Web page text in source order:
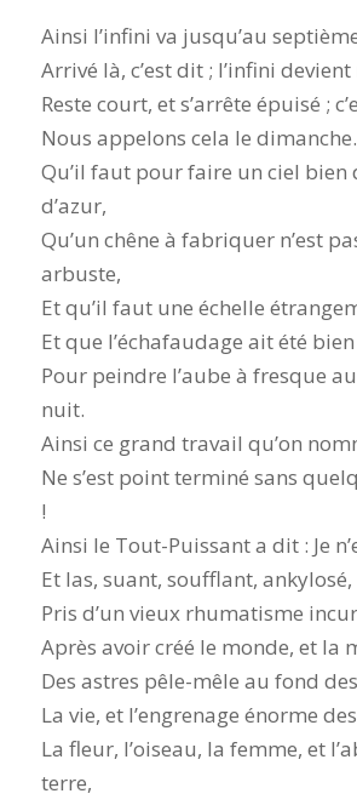
Ainsi l’infini va jusqu’au
Arrivé là, c’est dit ; l’infini
Reste court, et s’arrête épuisé ;
Nous appelons cela le
Qu’il faut pour faire un ciel bien
d’azur,
Qu’un chêne à fabriquer n’est
arbuste,
Et qu’il faut une échelle
Et que l’échafaudage ait été
Pour peindre l’aube à fresque
nuit.
Ainsi ce grand travail qu’on
Ne s’est point terminé sans
!
Ainsi le Tout-Puissant a dit : Je
Et las, suant, soufflant,
Pris d’un vieux rhumatisme
Après avoir créé le monde, et la
Des astres pêle-mêle au fond
La vie, et l’engrenage énorme
La fleur, l’oiseau, la femme, et
terre,